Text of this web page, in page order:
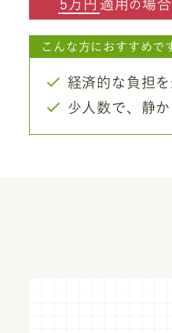
5万円 適用 の場
こんな方におすすめで
経済的な負担
少人数で、静